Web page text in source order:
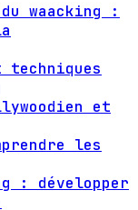
waacking :
et
les
: développer